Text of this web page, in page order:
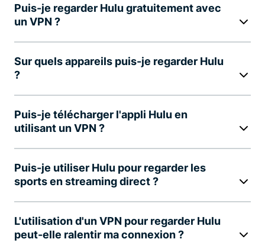
Puis-je regarder Hulu gratuitement avec
un VPN ?
Sur quels appareils puis-je regarder Hulu
?
Puis-je télécharger l'appli Hulu en
utilisant un VPN ?
Puis-je utiliser Hulu pour regarder les
sports en streaming direct ?
L'utilisation d'un VPN pour regarder Hulu
peut-elle ralentir ma connexion ?